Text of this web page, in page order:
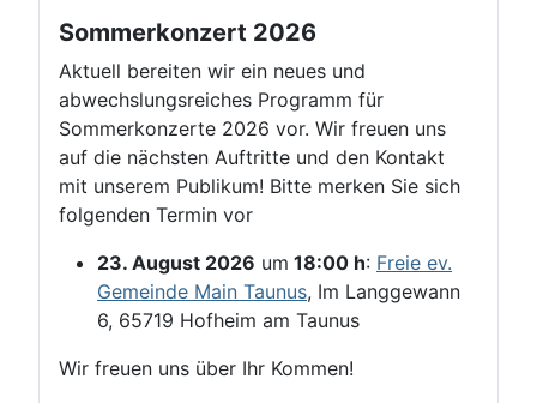
Sommerkonzert 2026
Aktuell bereiten wir ein neues und
abwechslungsreiches Programm für
Sommerkonzerte 2026 vor. Wir freuen uns
auf die nächsten Auftritte und den Kontakt
mit unserem Publikum! Bitte merken Sie sich
folgenden Termin vor
23. August 2026 um 18:00 h: Freie ev.
Gemeinde Main Taunus, Im Langgewann
6, 65719 Hofheim am Taunus
Wir freuen uns über Ihr Kommen!